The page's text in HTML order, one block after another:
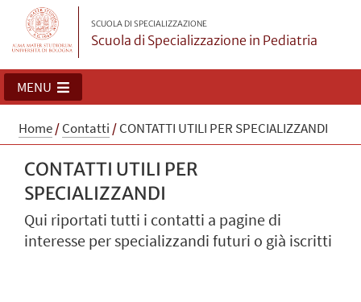
SCUOLA DI SPECIALIZZAZIONE
Scuola di Specializzazione in Pediatria
MENU
Home/Contatti /CONTATTI UTILI PER SPECIALIZZANDI
CONTATTI UTILI PER
SPECIALIZZANDI
Qui riportati tutti i contatti a pagine di
interesse per specializzandi futuri o già iscritti